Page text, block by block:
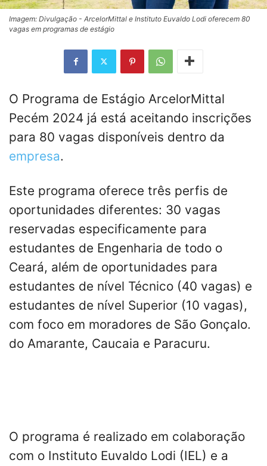
Imagem: Divulgação - ArcelorMittal e Instituto Euvaldo Lodi oferecem 80
vagas em programas de estágio
O Programa de Estágio ArcelorMittal
Pecém 2024 já está aceitando inscrições
para 80 vagas disponíveis dentro da
empresa.
Este programa oferece três perfis de
oportunidades diferentes: 30 vagas
reservadas especificamente para
estudantes de Engenharia de todo o
Ceará, além de oportunidades para
estudantes de nível Técnico (40 vagas) e
estudantes de nível Superior (10 vagas),
com foco em moradores de São Gonçalo.
do Amarante, Caucaia e Paracuru.
O programa é realizado em colaboração
com o Instituto Euvaldo Lodi (IEL) e a